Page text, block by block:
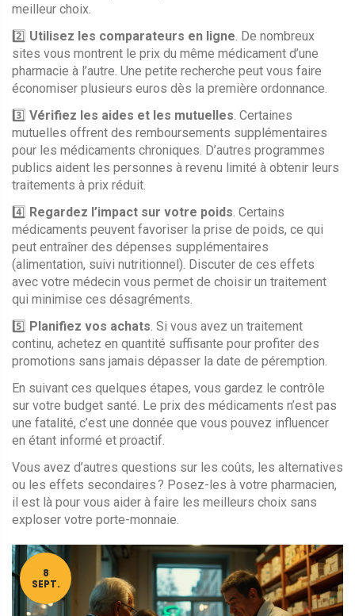
meilleur choix.
2️⃣ Utilisez les comparateurs en ligne. De nombreux
sites vous montrent le prix du même médicament d’une
pharmacie à l’autre. Une petite recherche peut vous faire
économiser plusieurs euros dès la première ordonnance.
3️⃣ Vérifiez les aides et les mutuelles. Certaines
mutuelles offrent des remboursements supplémentaires
pour les médicaments chroniques. D’autres programmes
publics aident les personnes à revenu limité à obtenir leurs
traitements à prix réduit.
4️⃣ Regardez l’impact sur votre poids. Certains
médicaments peuvent favoriser la prise de poids, ce qui
peut entraîner des dépenses supplémentaires
(alimentation, suivi nutritionnel). Discuter de ces effets
avec votre médecin vous permet de choisir un traitement
qui minimise ces désagréments.
5️⃣ Planifiez vos achats. Si vous avez un traitement
continu, achetez en quantité suffisante pour profiter des
promotions sans jamais dépasser la date de péremption.
En suivant ces quelques étapes, vous gardez le contrôle
sur votre budget santé. Le prix des médicaments n’est pas
une fatalité, c’est une donnée que vous pouvez influencer
en étant informé et proactif.
Vous avez d’autres questions sur les coûts, les alternatives
ou les effets secondaires ? Posez-les à votre pharmacien,
il est là pour vous aider à faire les meilleurs choix sans
exploser votre porte-monnaie.
8
SEPT.